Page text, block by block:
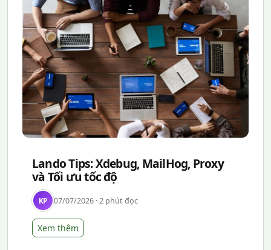
Lando Tips: Xdebug, MailHog, Proxy
và Tối ưu tốc độ
KP 07/07/2026 · 2 phút đọc
Xem thêm